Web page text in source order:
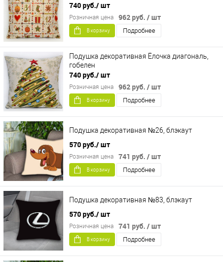
740 руб./ шт
962 руб. / шт
Розничная цена
В корзину Подробнее
Подушка декоративная Ёлочка диагональ,
гобелен
740 руб./ шт
962 руб. / шт
Розничная цена
В корзину Подробнее
Подушка декоративная №26, блэкаут
570 руб./ шт
741 руб. / шт
Розничная цена
В корзину Подробнее
Подушка декоративная №83, блэкаут
570 руб./ шт
741 руб. / шт
Розничная цена
В корзину Подробнее